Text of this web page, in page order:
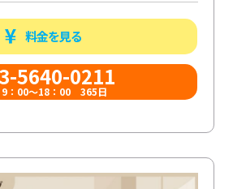
料金を見る
5640-0211
9：00～18：00 365日